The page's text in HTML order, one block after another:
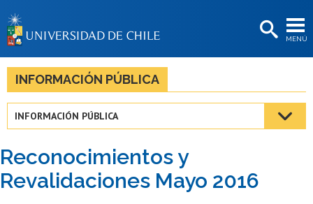
MENÚ
BIBLIOTECAS
LA UNIVERSIDAD
Estudiantes
Académicas/os
Funcionarias/os
INFORMACIÓN PÚBLICA
INFORMACIÓN PÚBLICA
Reconocimientos y
Revalidaciones Mayo 2016